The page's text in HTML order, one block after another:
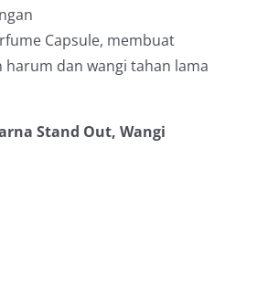
Capsule, membuat
harum dan wangi tahan lama
Stand Out, Wangi